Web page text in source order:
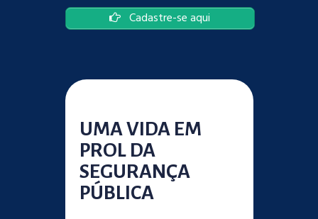
Cadastre-se aqui
UMA VIDA EM
PROL DA
SEGURANÇA
PÚBLICA